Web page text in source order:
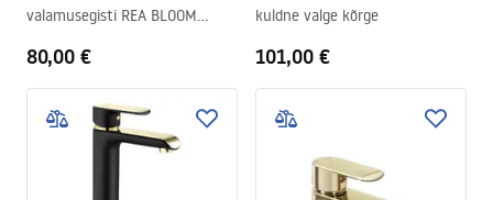
valamusegisti REA BLOOM
80,00 €
kuldne valge kõrge
101,00 €